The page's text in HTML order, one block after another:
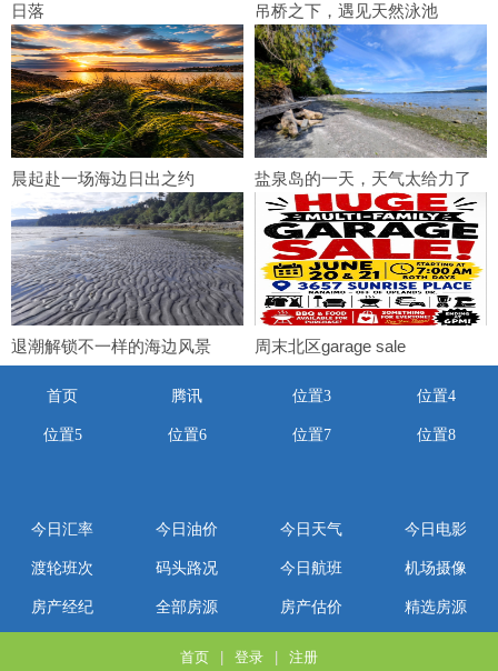
日落 吊桥之下，遇见天然泳池
晨起赴一场海边日出之约 盐泉岛的一天，天气太给力了
退潮解锁不一样的海边风景 周末北区garage sale
首页 腾讯 位置3 位置4
位置5 位置6 位置7 位置8
今日汇率 今日油价 今日天气 今日电影
渡轮班次 码头路况 今日航班 机场摄像
房产经纪 全部房源 房产估价 精选房源
首页 登录 注册